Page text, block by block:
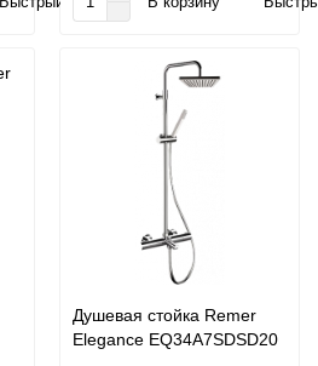
Душевая стойка Remer
Elegance EQ34A7SDSD20